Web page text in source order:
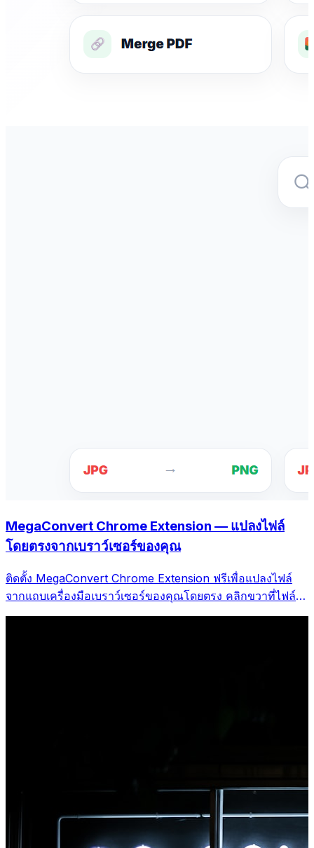
MegaConvert Chrome Extension — แปลงไฟล์
โดยตรงจากเบราว์เซอร์ของคุณ
ติดตั้ง MegaConvert Chrome Extension ฟรีเพื่อแปลงไฟล์
จากแถบเครื่องมือเบราว์เซอร์ของคุณโดยตรง คลิกขวาที่ไฟล์ใด
ก็ได้ที่จะแปลง เข้าถึงเครื่องมือทั้งหมดได้ทันทีจาก Chrome